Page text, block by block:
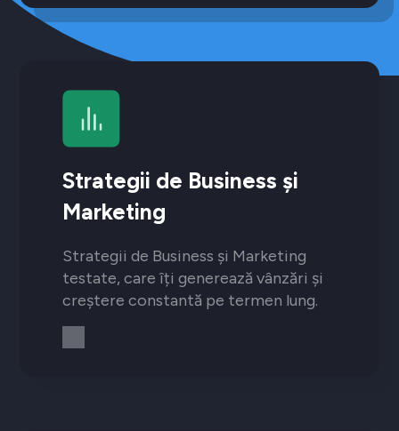
Strategii de Business și
Marketing
Strategii de Business și Marketing
testate, care îți generează vânzări și
creștere constantă pe termen lung.